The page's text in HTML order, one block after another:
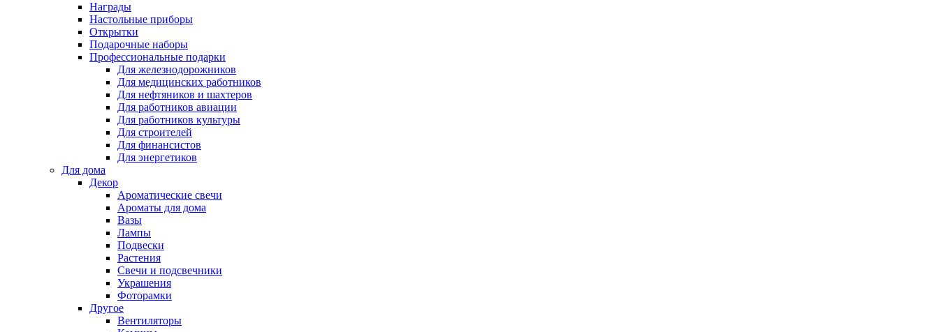
Награды
Настольные приборы
Открытки
Подарочные наборы
Профессиональные подарки
Для железнодорожников
Для медицинских работников
Для нефтяников и шахтеров
Для работников авиации
Для работников культуры
Для строителей
Для финансистов
Для энергетиков
Для дома
Декор
Ароматические свечи
Ароматы для дома
Вазы
Лампы
Подвески
Растения
Свечи и подсвечники
Украшения
Фоторамки
Другое
Вентиляторы